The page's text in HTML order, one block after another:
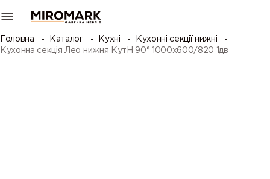
Головна Каталог Кухні
Кухонні секції нижні
Кухонна секція Лео нижня КутН 90° 1000х600/820 1дв